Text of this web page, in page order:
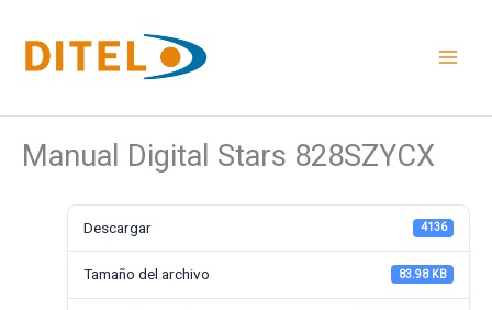
contenido
Manual Digital Stars 828SZYCX
Descargar 4136
Tamaño del archivo 83.98 KB